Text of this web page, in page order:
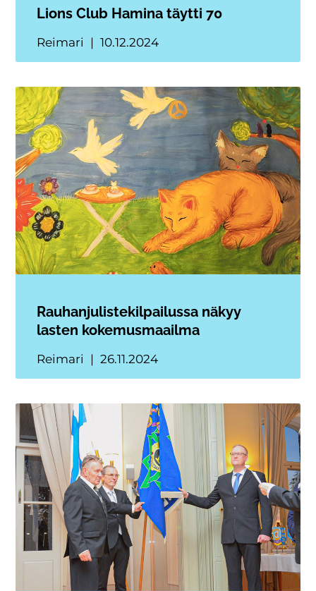
Lions Club Hamina täytti 70
Reimari 10.12.2024
Rauhanjulistekilpailussa näkyy
lasten kokemusmaailma
Reimari 26.11.2024